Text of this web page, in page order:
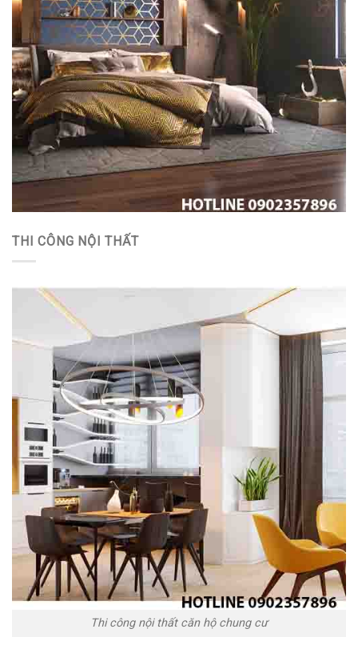
THI CÔNG NỘI THẤT
Thi công nội thất căn hộ chung cư